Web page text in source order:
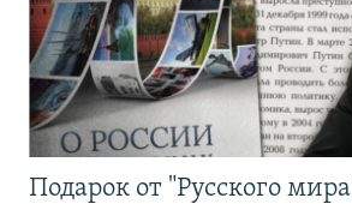
Подарок от "Русского